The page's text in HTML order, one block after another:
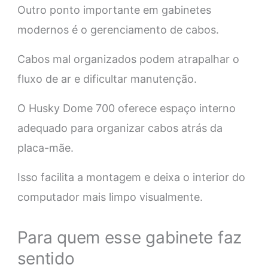
Outro ponto importante em gabinetes
modernos é o gerenciamento de cabos.
Cabos mal organizados podem atrapalhar o
fluxo de ar e dificultar manutenção.
O Husky Dome 700 oferece espaço interno
adequado para organizar cabos atrás da
placa-mãe.
Isso facilita a montagem e deixa o interior do
computador mais limpo visualmente.
Para quem esse gabinete faz
sentido